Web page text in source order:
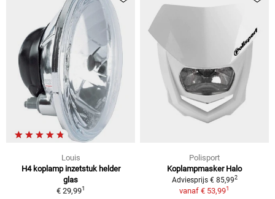
Louis
H4 koplamp inzetstuk helder
glas
€ 29,991
Polisport
Koplampmasker Halo
Adviesprijs € 85,992
vanaf € 53,991